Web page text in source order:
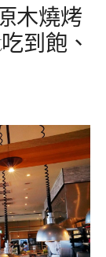
木燒烤
到飽、